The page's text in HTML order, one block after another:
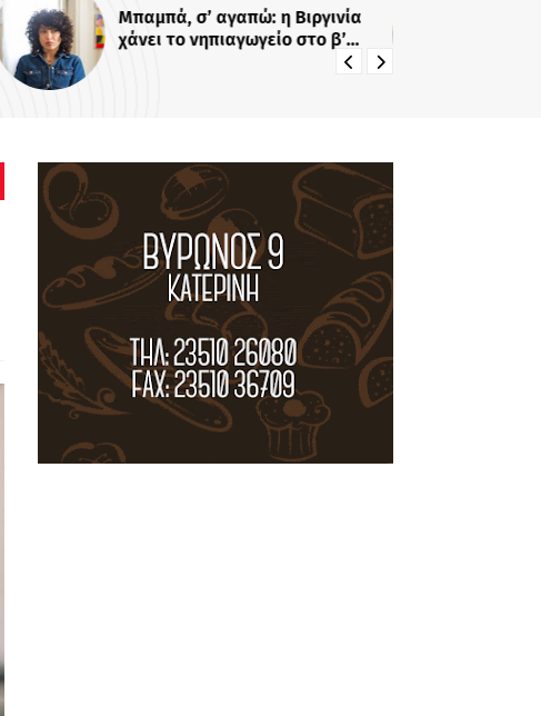
Μπαμπά, σ’ αγαπώ: η Βιργινία
χάνει το νηπιαγωγείο στο β’